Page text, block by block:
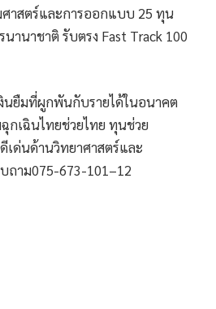
าสตร์และการออกแบบ 25 ทุน
านาชาติ รับตรง Fast Track 100
นยืมที่ผูกพันกับรายได้ในอนาคต
กเฉินไทยช่วยไทย ทุนช่วย
ด่นด้านวิทยาศาสตร์และ
ถาม075-673-101–12